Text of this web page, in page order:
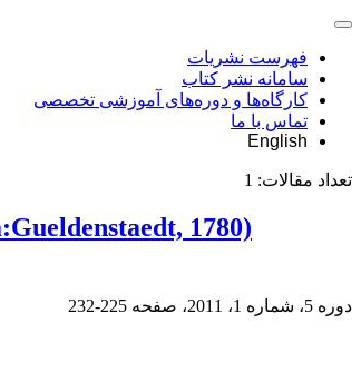
فهرست نشریات
سامانه نشر کتاب
کارگاه‌ها و دوره‌های آموزشی تخصصی
تماس با ما
English
تعداد مقالات: 1
1780)
دوره 5، شماره 1، 2011، صفحه 225-232